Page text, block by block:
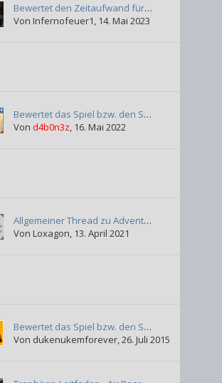
Bewertet den Zeitaufwand für 100%
Von Infernofeuer1 14. Mai 2023
Bewertet das Spiel bzw. den Spielspaß
Von d4b0n3z 16. Mai 2022
Allgemeiner Thread zu Adventures of Mana
Von Loxagon 13. April 2021
Bewertet das Spiel bzw. den Spielspaß
Von dukenukemforever, 26. Juli 2015